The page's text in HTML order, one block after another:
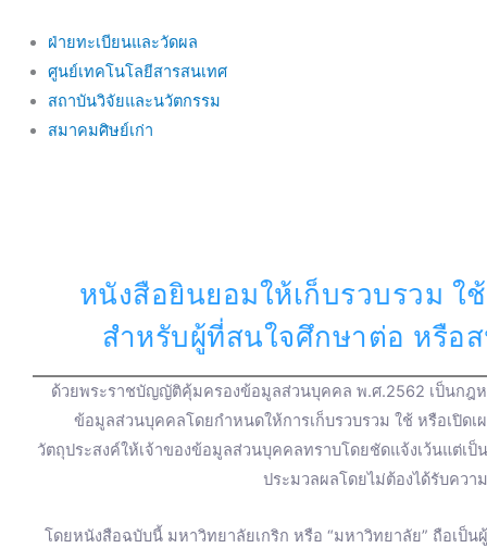
ฝ่ายทะเบียนและวัดผล
ศูนย์เทคโนโลยีสารสนเทศ
สถาบันวิจัยและนวัตกรรม
สมาคมศิษย์เก่า
หนังสือยินยอมให้เก็บรวบรวม ใ
สำหรับผู้ที่สนใจศึกษาต่อ หรือ
ด้วยพระราชบัญญัติคุ้มครองข้อมูลส่วนบุคคล พ.ศ.2562 เป็นกฎ
ข้อมูลส่วนบุคคลโดยกำหนดให้การเก็บรวบรวม ใช้ หรือเปิ
วัตถุประสงค์ให้เจ้าของข้อมูลส่วนบุคคลทราบโดยชัดแจ้งเว้นแต่
ประมวลผลโดยไม่ต้องได้รับคว
โดยหนังสือฉบับนี้ มหาวิทยาลัยเกริก หรือ “มหาวิทยาลัย” ถือเ